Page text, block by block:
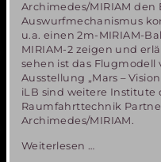
Archimedes/MIRIAM
Auswurfmechanismus
u.a. einen 2m-MIRIAM-
MIRIAM-2 zeigen und
sehen ist das Flugmodell
Ausstellung „Mars –
iLB sind weitere
Raumfahrttechnik
Archimedes/MIRIAM.
Weiterlesen …